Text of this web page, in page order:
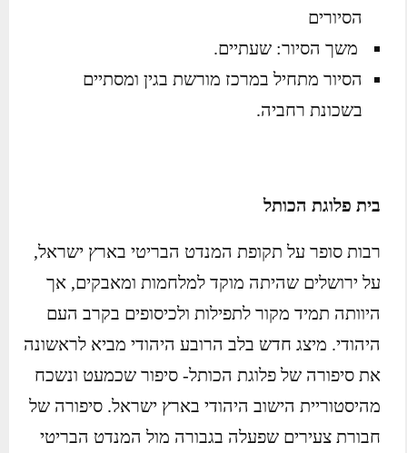
הסיורים
משך הסיור: שעתיים.
הסיור מתחיל במרכז מורשת בגין ומסתיים
בשכונת רחביה.
בית פלוגת הכותל
רבות סופר על תקופת המנדט הבריטי בארץ ישראל,
על ירושלים שהיתה מוקד למלחמות ומאבקים, אך
היוותה תמיד מקור לתפילות ולכיסופים בקרב העם
היהודי. מיצג חדש בלב הרובע היהודי מביא לראשונה
את סיפורה של פלוגת הכותל- סיפור שכמעט ונשכח
מהיסטוריית הישוב היהודי בארץ ישראל. סיפורה של
חבורת צעירים שפעלה בגבורה מול המנדט הבריטי